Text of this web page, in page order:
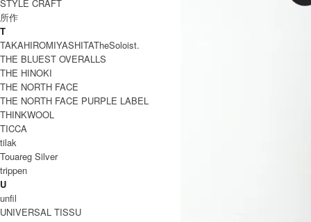
STYLE CRAFT
所作
T
TAKAHIROMIYASHITATheSoloist.
THE BLUEST OVERALLS
THE HINOKI
THE NORTH FACE
THE NORTH FACE PURPLE LABEL
THINKWOOL
TICCA
tilak
Touareg Silver
trippen
U
unfil
UNIVERSAL TISSU